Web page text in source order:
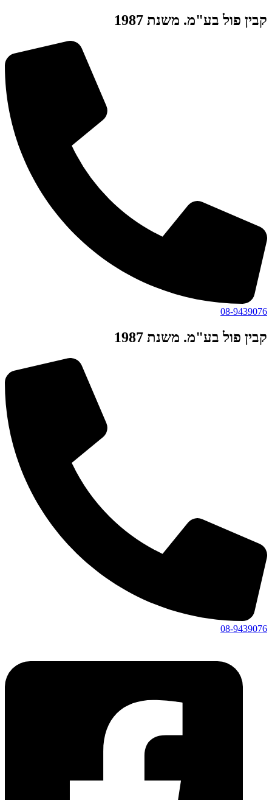
דלג
לתוכן
קבין פול בע"מ. משנת 1987
08-9439076
קבין פול בע"מ. משנת 1987
08-9439076